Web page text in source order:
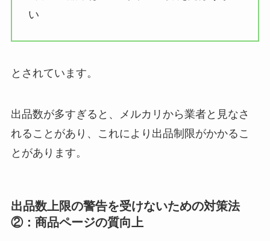
い
とされています。
出品数が多すぎると、メルカリから業者と見なさ
れることがあり、これにより出品制限がかかるこ
とがあります。
出品数上限の警告を受けないための対策法
②：商品ページの質向上